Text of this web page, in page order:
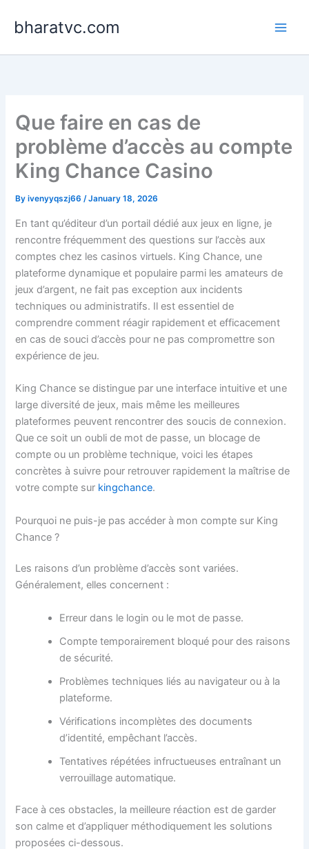
bharatvc.com
Que faire en cas de
problème d’accès au compte
King Chance Casino
Byivenyyqszj66/January 18, 2026
En tant qu’éditeur d’un portail dédié aux jeux en ligne, je
rencontre fréquemment des questions sur l’accès aux
comptes chez les casinos virtuels. King Chance, une
plateforme dynamique et populaire parmi les amateurs de
jeux d’argent, ne fait pas exception aux incidents
techniques ou administratifs. Il est essentiel de
comprendre comment réagir rapidement et efficacement
en cas de souci d’accès pour ne pas compromettre son
expérience de jeu.
King Chance se distingue par une interface intuitive et une
large diversité de jeux, mais même les meilleures
plateformes peuvent rencontrer des soucis de connexion.
Que ce soit un oubli de mot de passe, un blocage de
compte ou un problème technique, voici les étapes
concrètes à suivre pour retrouver rapidement la maîtrise de
votre compte sur kingchance.
Pourquoi ne puis-je pas accéder à mon compte sur King
Chance ?
Les raisons d’un problème d’accès sont variées.
Généralement, elles concernent :
Erreur dans le login ou le mot de passe.
Compte temporairement bloqué pour des raisons
de sécurité.
Problèmes techniques liés au navigateur ou à la
plateforme.
Vérifications incomplètes des documents
d’identité, empêchant l’accès.
Tentatives répétées infructueuses entraînant un
verrouillage automatique.
Face à ces obstacles, la meilleure réaction est de garder
son calme et d’appliquer méthodiquement les solutions
proposées ci-dessous.